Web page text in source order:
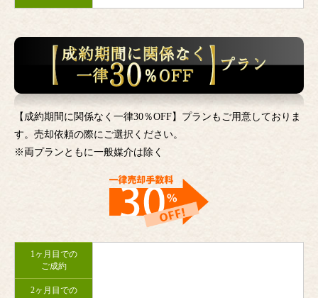
【成約期間に関係なく一律30％OFF】プランもご用意しておりま
す。売却依頼の際にご選択ください。
※両プランともに一般媒介は除く
1ヶ月目での
ご成約
2ヶ月目での